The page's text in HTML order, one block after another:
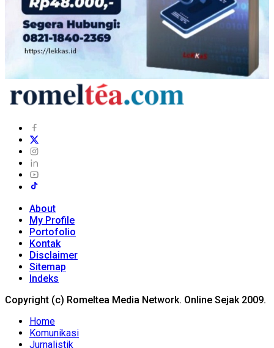
About
My Profile
Portofolio
Kontak
Disclaimer
Sitemap
Indeks
Copyright (c) Romeltea Media Network. Online Sejak 2009.
Home
Komunikasi
Jurnalistik